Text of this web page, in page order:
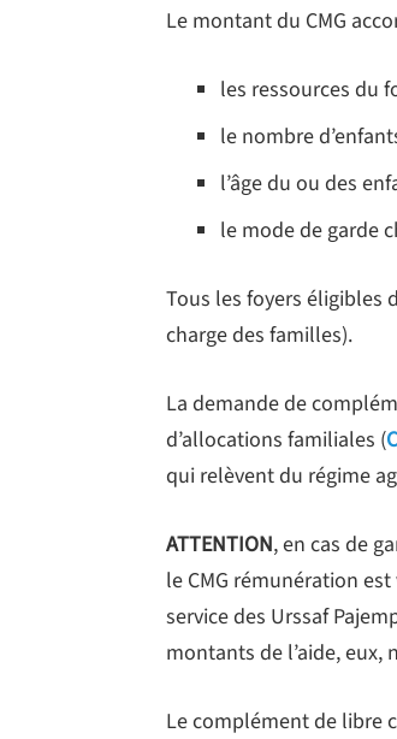
Le montant du CMG
les ressources du
le nombre
l’âge du ou des
le mode de garde
Tous les foyers éligibles
charge des familles).
La demande de
d’allocations familiales (
qui relèvent du régime
ATTENTION, en cas de
le CMG rémunération
service des Urssaf
montants de l’aide, eux,
Le complément de libre